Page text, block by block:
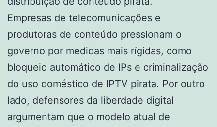
Empresas de telecomunicações e
produtoras de conteúdo pressionam o
governo por medidas mais rígidas, como
bloqueio automático de IPs e criminalização
do uso doméstico de IPTV pirata. Por outro
lado, defensores da liberdade digital
argumentam que o modelo atual de